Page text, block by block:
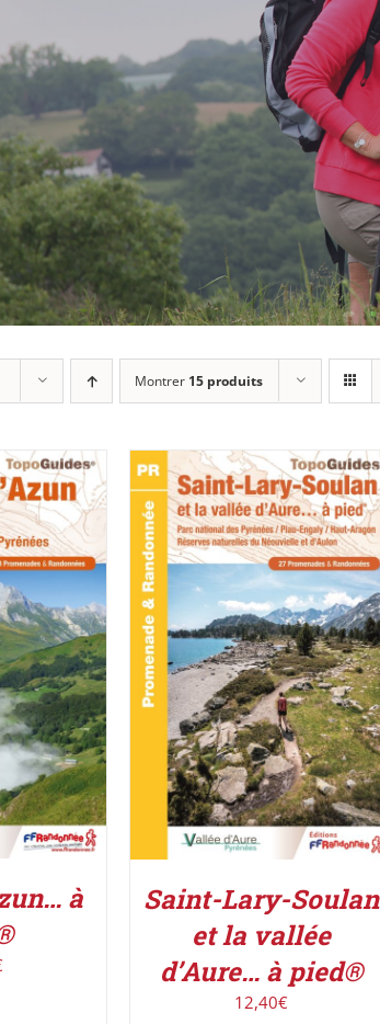
Montrer 15 produits
/
à
ACHETER LE PRODUIT
/
DÉTAILS
Saint-Lary-Soulan
et la vallée
d’Aure… à pied®
12,40€